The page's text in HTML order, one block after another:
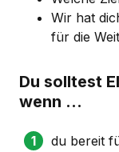
Wir hat
für die
Du solltest
wenn …
du bereit